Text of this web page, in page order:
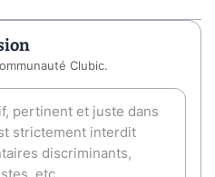
Clubic.